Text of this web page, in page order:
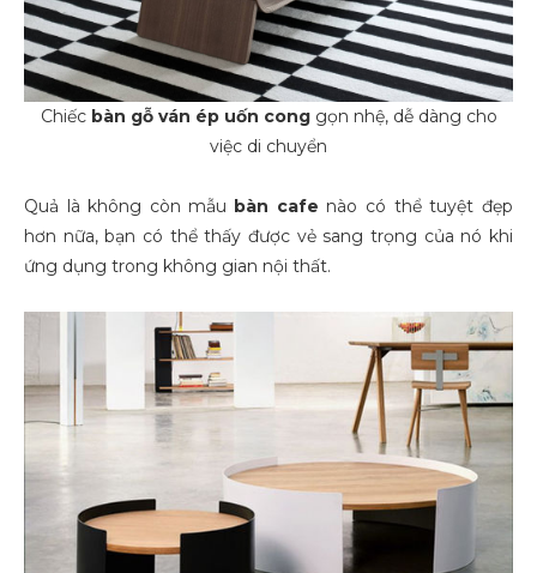
Chiếc bàn gỗ ván ép uốn conggọn nhệ, dễ dàng cho
việc di chuyển
Quả là không còn mẫu bàn cafe nào có thể tuyệt đẹp
hơn nữa, bạn có thể thấy được vẻ sang trọng của nó khi
ứng dụng trong không gian nội thất.